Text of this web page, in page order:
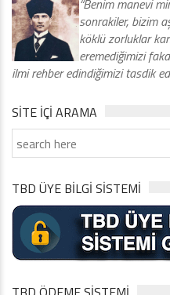
“Benim manevi
sonrakiler, bizim
köklü zorluklar
eremediğimizi
ilmi rehber edindiğimizi tasdik
SITE IÇI ARAMA
TBD ÜYE BİLGİ SİSTEMİ